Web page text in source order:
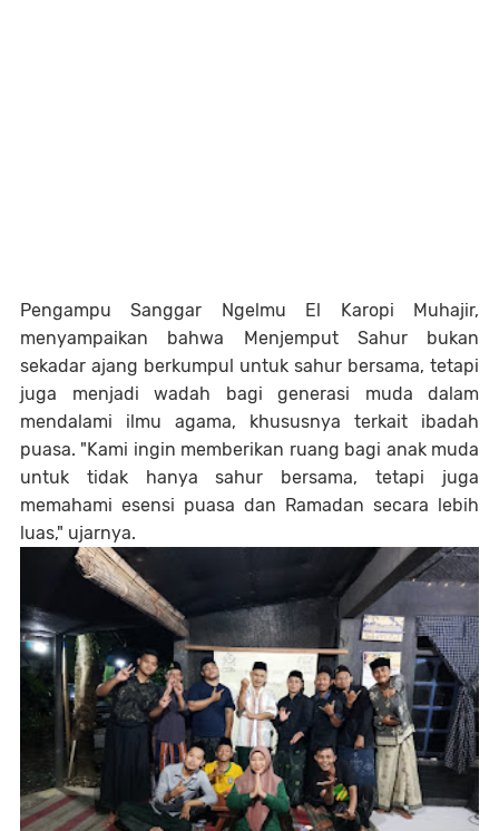
Pengampu Sanggar Ngelmu El Karopi Muhajir,
menyampaikan bahwa Menjemput Sahur bukan
sekadar ajang berkumpul untuk sahur bersama, tetapi
juga menjadi wadah bagi generasi muda dalam
mendalami ilmu agama, khususnya terkait ibadah
puasa. "Kami ingin memberikan ruang bagi anak muda
untuk tidak hanya sahur bersama, tetapi juga
memahami esensi puasa dan Ramadan secara lebih
luas," ujarnya.